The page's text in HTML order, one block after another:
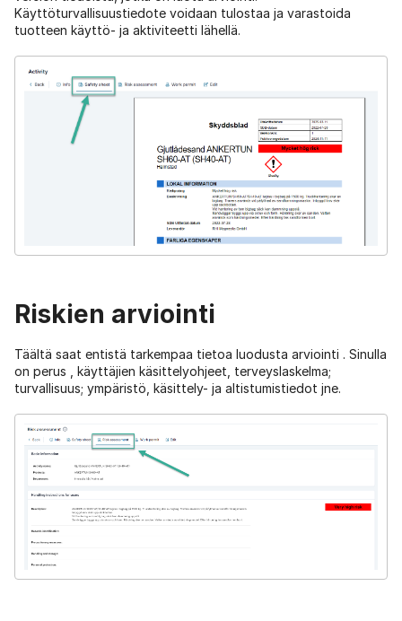
Käyttöturvallisuustiedote voidaan tulostaa ja varastoida
tuotteen käyttö- ja aktiviteetti lähellä.
Riskien arviointi
Täältä saat entistä tarkempaa tietoa luodusta arviointi . Sinulla
on perus , käyttäjien käsittelyohjeet, terveyslaskelma;
turvallisuus; ympäristö, käsittely- ja altistumistiedot jne.